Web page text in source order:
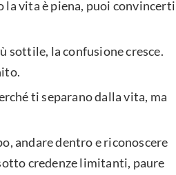
la vita è piena, puoi convincerti
sottile, la confusione cresce.
ti separano dalla vita, ma
andare dentro e riconoscere
credenze limitanti, paure